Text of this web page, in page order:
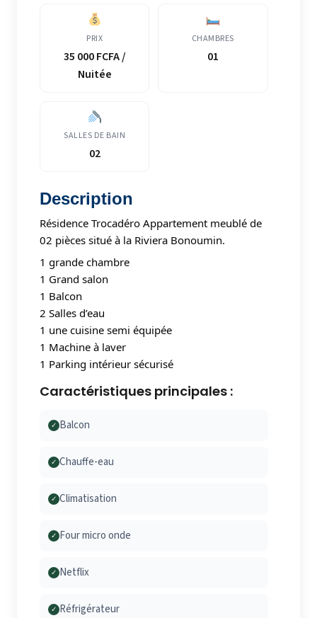
PRIX
35 000 FCFA /
Nuitée
CHAMBRES
01
SALLES DE BAIN
02
Description
Résidence Trocadéro Appartement meublé de
02 pièces situé à la Riviera Bonoumin.
1 grande chambre
1 Grand salon
1 Balcon
2 Salles d’eau
1 une cuisine semi équipée
1 Machine à laver
1 Parking intérieur sécurisé
Caractéristiques principales :
✓ Balcon
✓ Chauffe-eau
✓ Climatisation
✓ Four micro onde
✓ Netflix
✓ Réfrigérateur